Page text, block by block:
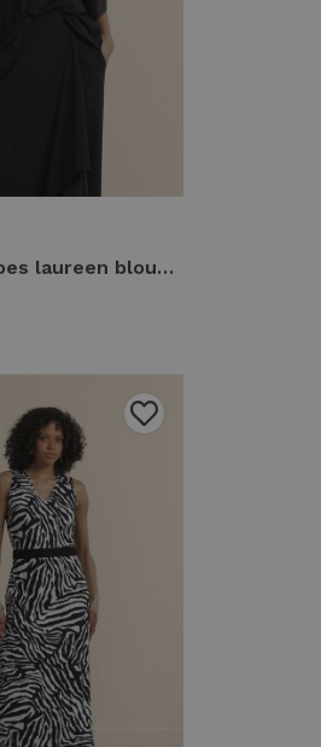
Studio Anneloes laureen blouse 14419 Blouse 9000 black